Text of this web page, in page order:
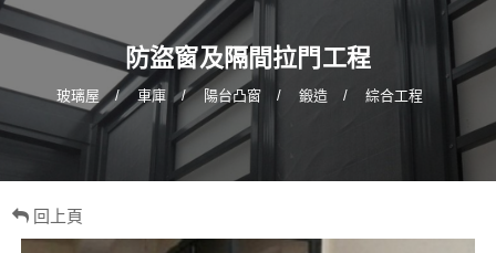
防盜窗及隔間拉門工程
玻璃屋 車庫 陽台凸窗 鍛造 綜合工程
回上頁